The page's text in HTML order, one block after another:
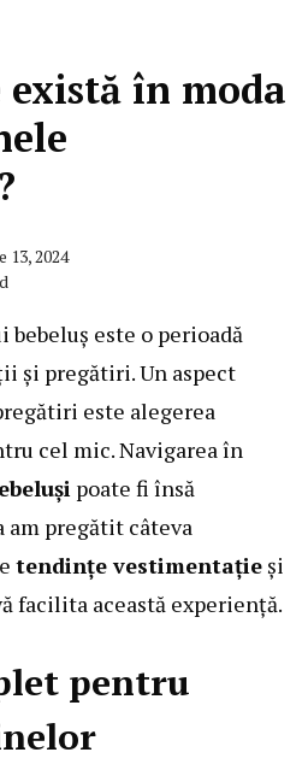
în moda
13, 2024
este o perioadă
și pregătiri. Un aspect
este alegerea
cel mic. Navigarea în
poate fi însă
am pregătit câteva
tendințe vestimentație și
facilita această experiență.
pentru